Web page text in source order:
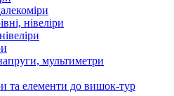
нівеліри
мультиметри
та елементи до вишок-тур